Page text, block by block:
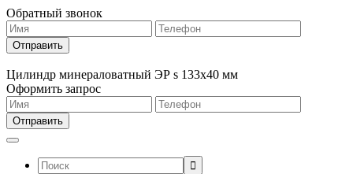
Обратный звонок
Цилиндр минераловатный ЭР s 133х40 мм
Оформить запрос
Поиск: